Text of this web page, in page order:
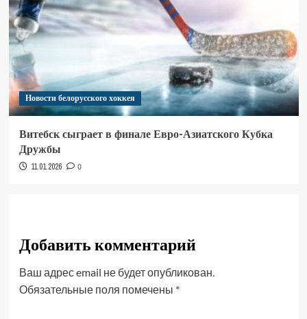
Новости белорусского хоккея
Витебск сыграет в финале Евро-Азиатского Кубка
Дружбы
11.01.2026 0
Добавить комментарий
Ваш адрес email не будет опубликован.
Обязательные поля помечены *